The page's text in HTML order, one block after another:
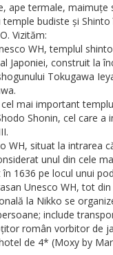
ape termale, maimuțe
budiste și Shinto
Vizităm:
WH, templul
Japoniei, construit la
Tokugawa
mai important
Shonin, cel care a
WH, situat la intrarea
unul din cele
1636 pe locul unui
Unesco WH, tot din
la Nikko se
include
român vorbitor de
de 4* (Moxy by